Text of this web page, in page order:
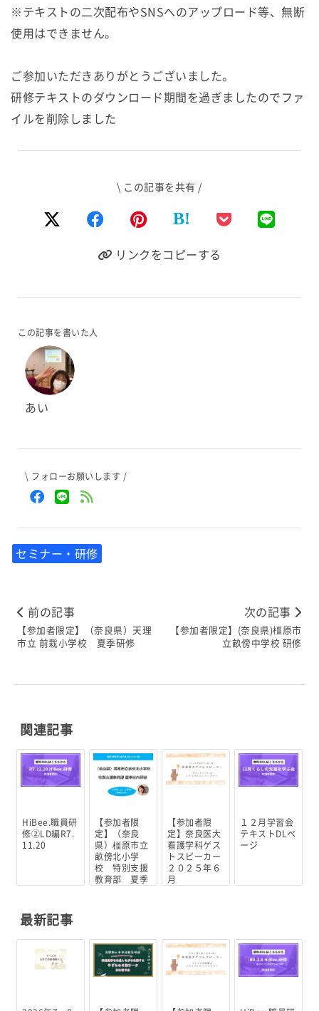
※テキストの二次配布やSNSへのアップロード等、無断
使用はできません。
ご参加いただきありがとうございました。
研修テキストのダウンロード期間を過ぎましたのでファ
イルを削除しました
\ この記事を共有 /
B!
リンクをコピーする
この記事を書いた人
あい
\ フォローお願いします /
セミナー・研修
前の記事
【参加者限定】（奈良県）天理
市立 前栽小学校 夏季研修
次の記事
【参加者限定】(奈良県)橿原市
立畝傍中学校 研修
関連記事
HiBee.職員研
修②LD編R7.
11.20
【参加者限
定】（奈良
県）橿原市立
畝傍北小学
校 特別支援
教育部 夏季
【参加者限
定】奈良医大
看護学科ゲス
トスピーカー
２０２５年６
月
１２月学習会
テキストDLペ
ージ
最新記事